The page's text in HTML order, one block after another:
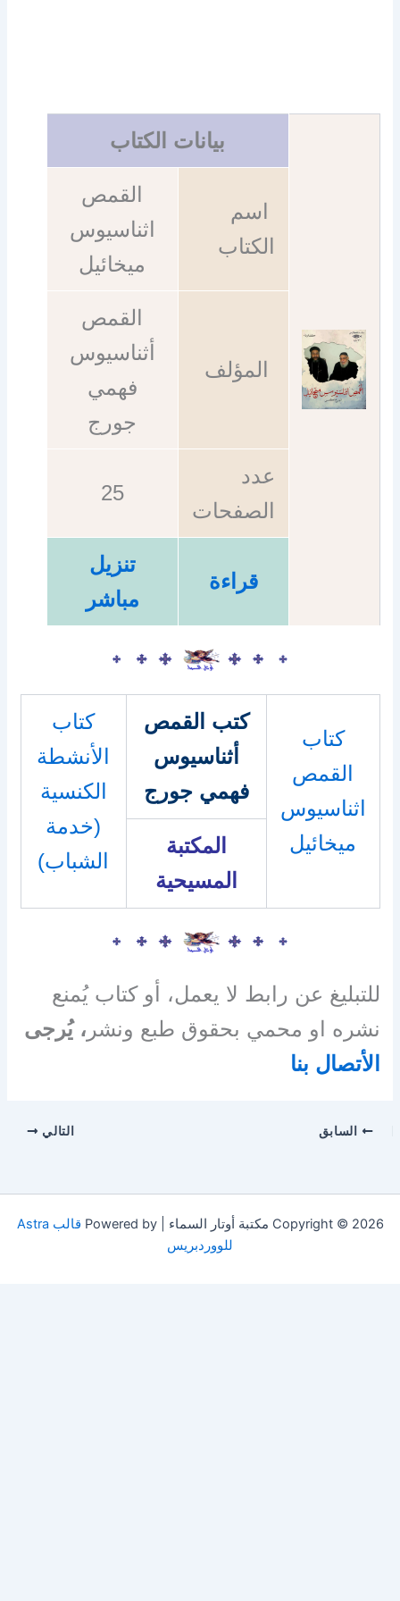
بيانات الكتاب
اسم
الكتاب
القمص
اثناسيوس
ميخائيل
المؤلف
القمص
أثناسيوس
فهمي
جورج
عدد
الصفحات
25
قراءة
تنزيل
مباشر
كتاب
القمص
اثناسيوس
ميخائيل
كتب القمص
أثناسيوس
فهمي جورج
كتاب
الأنشطة
الكنسية
(خدمة
الشباب)
المكتبة
المسيحية
للتبليغ عن رابط لا يعمل، أو كتاب يُمنع
نشره او محمي بحقوق طبع ونشر ، يُرجى
الأتصال بنا
السابق التالي
Copyright © 2026 مكتبة أوتار السماء | Powered by
قالب Astra
للووردبريس